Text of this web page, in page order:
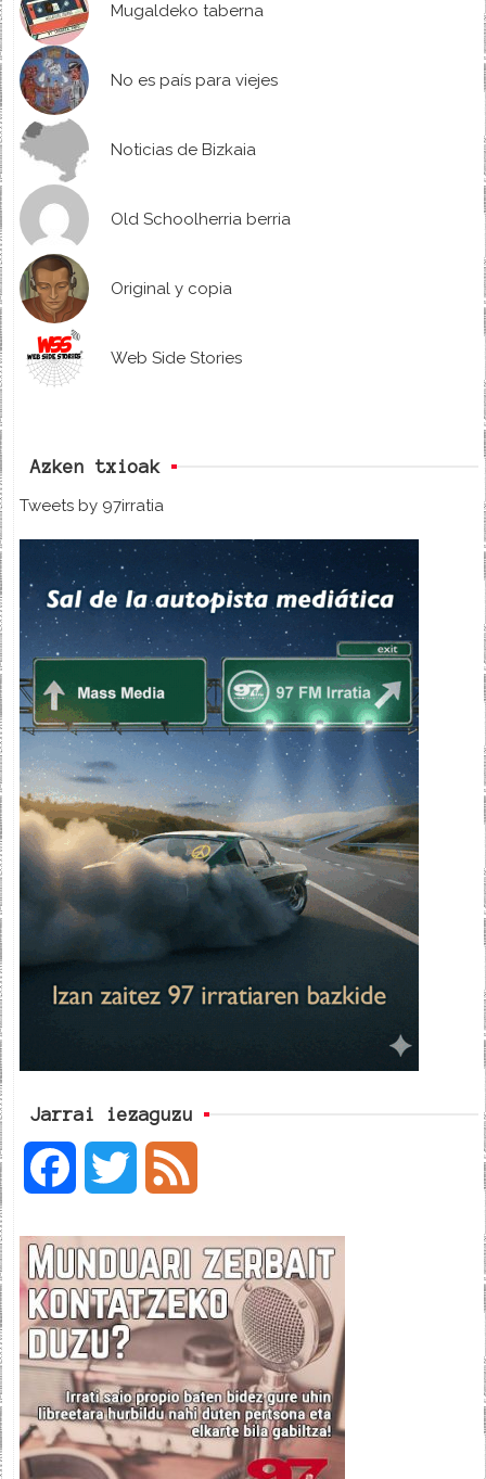
Mugaldeko taberna
No es país para viejes
Noticias de Bizkaia
Old Schoolherria berria
Original y copia
Web Side Stories
Azken txioak
Tweets by 97irratia
Jarrai iezaguzu
c
e
b
o
i
t
t
e
e
d